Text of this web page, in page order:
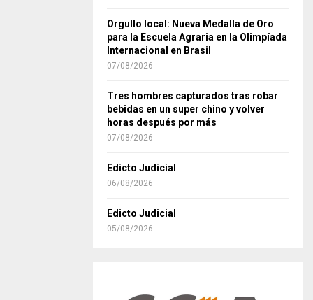
Orgullo local: Nueva Medalla de Oro
para la Escuela Agraria en la Olimpíada
Internacional en Brasil
07/08/2026
Tres hombres capturados tras robar
bebidas en un super chino y volver
horas después por más
07/08/2026
Edicto Judicial
06/08/2026
Edicto Judicial
05/08/2026